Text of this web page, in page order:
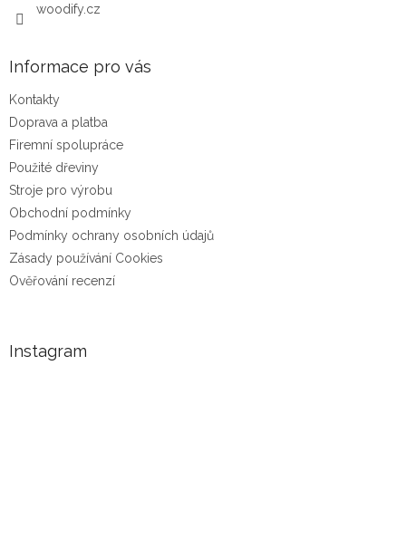
woodify.cz
Informace pro vás
Kontakty
Doprava a platba
Firemní spolupráce
Použité dřeviny
Stroje pro výrobu
Obchodní podmínky
Podmínky ochrany osobních údajů
Zásady používání Cookies
Ověřování recenzí
Instagram